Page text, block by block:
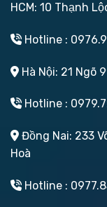
HCM: 10 Thạnh
Hotline :
Hà Nội: 21 Ngõ
Hotline :
Đồng Nai: 233
Hoà
Hotline :